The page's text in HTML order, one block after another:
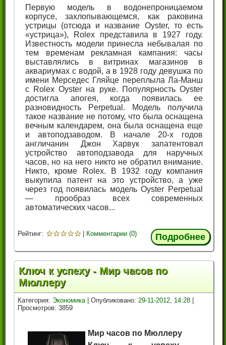
Первую модель в водонепроницаемом
корпусе, захлопывающемся, как раковина
устрицы (отсюда и название Oyster, то есть
«устрица»), Rolex представила в 1927 году.
Известность модели принесла небывалая по
тем временам рекламная кампания: часы
выставлялись в витринах магазинов в
аквариумах с водой, а в 1928 году девушка по
имени Мерседес Гляйце переплыла Ла-Манш
с Rolex Oyster на руке. Популярность Oyster
достигла апогея, когда появилась ее
разновидность Perpetual. Модель получила
такое название не потому, что была оснащена
вечным календарем, она была оснащена еще
и автоподзаводом. В начале 20-х годов
англичанин Джон Харвук запатентовал
устройство автоподзавода для наручных
часов, но на него никто не обратил внимание.
Никто, кроме Rolex. В 1932 году компания
выкупила патент на это устройство, а уже
через год появилась модель Oyster Perpetual
— прообраз всех современных
автоматических часов...
Рейтинг: ☆☆☆☆☆ Комментарии (0) Подробнее
Ключ к успеху - Мир часов по
Мюллеру
Категория: Экономика | Опубликовано: 29-11-2012, 14:28 |
Просмотров: 3859
Мир часов по Мюллеру